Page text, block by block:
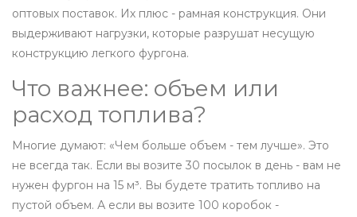
оптовых поставок. Их плюс - рамная конструкция. Они
выдерживают нагрузки, которые разрушат несущую
конструкцию легкого фургона.
Что важнее: объем или
расход топлива?
Многие думают: «Чем больше объем - тем лучше». Это
не всегда так. Если вы возите 30 посылок в день - вам не
нужен фургон на 15 м³. Вы будете тратить топливо на
пустой объем. А если вы возите 100 коробок -